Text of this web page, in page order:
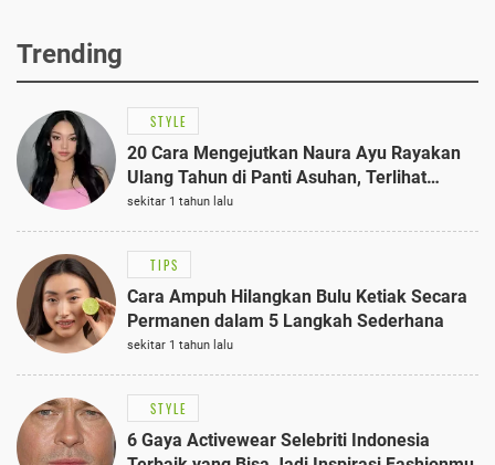
Trending
STYLE
20 Cara Mengejutkan Naura Ayu Rayakan
Ulang Tahun di Panti Asuhan, Terlihat
Anggun dengan Kaftan Cokelat
sekitar 1 tahun lalu
TIPS
Cara Ampuh Hilangkan Bulu Ketiak Secara
Permanen dalam 5 Langkah Sederhana
sekitar 1 tahun lalu
STYLE
6 Gaya Activewear Selebriti Indonesia